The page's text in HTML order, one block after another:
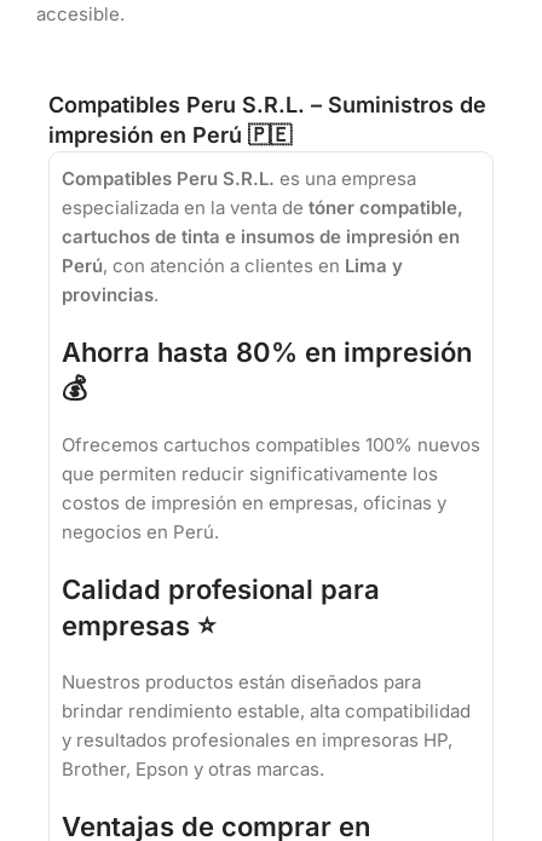
accesible.
Compatibles Peru S.R.L. – Suministros de
impresión en Perú 🇵🇪
Compatibles Peru S.R.L. es una empresa
especializada en la venta de tóner compatible,
cartuchos de tinta e insumos de impresión en
Perú, con atención a clientes en Lima y
provincias.
Ahorra hasta 80% en impresión
💰
Ofrecemos cartuchos compatibles 100% nuevos
que permiten reducir significativamente los
costos de impresión en empresas, oficinas y
negocios en Perú.
Calidad profesional para
empresas ⭐
Nuestros productos están diseñados para
brindar rendimiento estable, alta compatibilidad
y resultados profesionales en impresoras HP,
Brother, Epson y otras marcas.
Ventajas de comprar en